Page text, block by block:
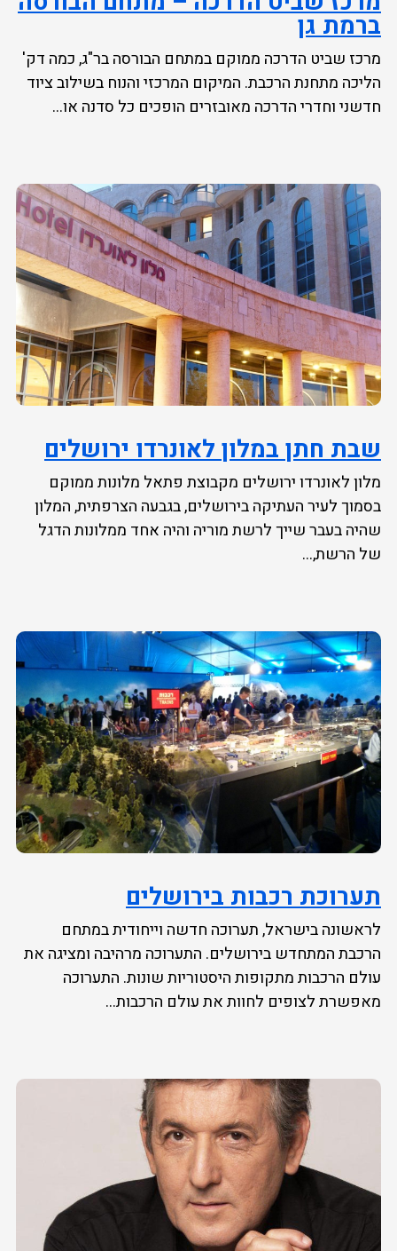
ברמת גן
מרכז שביט הדרכה ממוקם במתחם הבורסה בר"ג, כמה דק'
הליכה מתחנת הרכבת. המיקום המרכזי והנוח בשילוב ציוד
חדשני וחדרי הדרכה מאובזרים הופכים כל סדנה או...
שבת חתן במלון לאונרדו ירושלים
מלון לאונרדו ירושלים מקבוצת פתאל מלונות ממוקם
בסמוך לעיר העתיקה בירושלים, בגבעה הצרפתית, המלון
שהיה בעבר שייך לרשת מוריה והיה אחד ממלונות הדגל
של הרשת,...
תערוכת רכבות בירושלים
לראשונה בישראל, תערוכה חדשה וייחודית במתחם
הרכבת המתחדש בירושלים. התערוכה מרהיבה ומציגה את
עולם הרכבות מתקופות היסטוריות שונות. התערוכה
מאפשרת לצופים לחוות את עולם הרכבות...